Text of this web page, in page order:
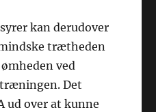
kan derudover
trætheden
ved
Det
ud over at kunne